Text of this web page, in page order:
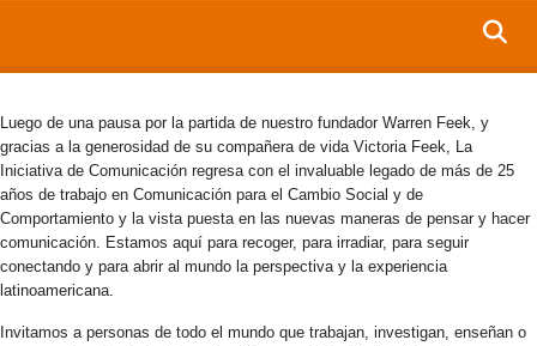
Luego de una pausa por la partida de nuestro fundador Warren Feek, y
gracias a la generosidad de su compañera de vida Victoria Feek, La
Iniciativa de Comunicación regresa con el invaluable legado de más de 25
años de trabajo en Comunicación para el Cambio Social y de
Comportamiento y la vista puesta en las nuevas maneras de pensar y hacer
comunicación. Estamos aquí para recoger, para irradiar, para seguir
conectando y para abrir al mundo la perspectiva y la experiencia
latinoamericana.
Invitamos a personas de todo el mundo que trabajan, investigan, enseñan o